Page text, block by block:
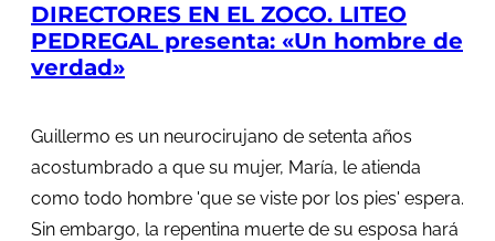
DIRECTORES EN EL ZOCO. LITEO
PEDREGAL presenta: «Un hombre de
verdad»
Guillermo es un neurocirujano de setenta años
acostumbrado a que su mujer, María, le atienda
como todo hombre 'que se viste por los pies' espera.
Sin embargo, la repentina muerte de su esposa hará